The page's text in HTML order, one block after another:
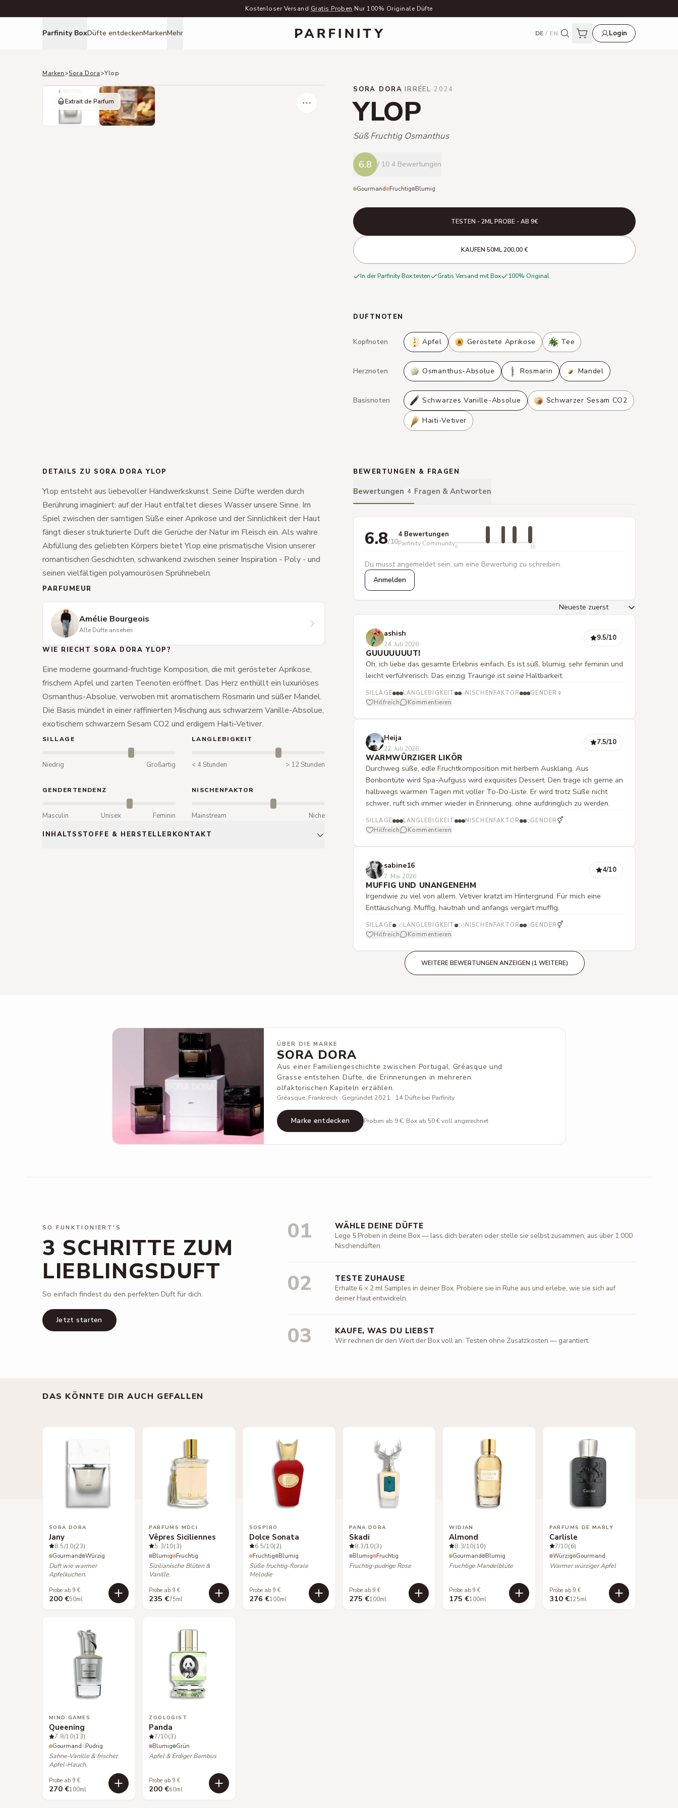
Kostenloser Versand·Gratis Proben·Nur 100% Originale Düfte
Parfinity BoxDüfte entdeckenMarkenMehr DE / EN Login
Marken>Sora Dora>Ylop
Extrait de Parfum
SORA DORA·IRRÉEL·2024
YLOP
Süß Fruchtig Osmanthus
6.8 / 10 4 Bewertungen
Gourmand Fruchtig Blumig
TESTEN - 2ML PROBE - AB 9€
KAUFEN·50ML·200,00 €
In der Parfinity Box testen Gratis Versand mit Box 100% Original
DUFTNOTEN
Kopfnoten Apfel Geröstete Aprikose Tee
Herznoten Osmanthus-Absolue Rosmarin Mandel
Basisnoten Schwarzes Vanille-Absolue Schwarzer Sesam CO2
Haiti-Vetiver
DETAILS ZU SORA DORA YLOP
Ylop entsteht aus liebevoller Handwerkskunst. Seine Düfte werden durch
Berührung imaginiert: auf der Haut entfaltet dieses Wasser unsere Sinne. Im
Spiel zwischen der samtigen Süße einer Aprikose und der Sinnlichkeit der Haut
fängt dieser strukturierte Duft die Gerüche der Natur im Fleisch ein. Als wahre
Abfüllung des geliebten Körpers bietet Ylop eine prismatische Vision unserer
romantischen Geschichten, schwankend zwischen seiner Inspiration - Poly - und
seinen vielfältigen polyamourösen Sprühnebeln.
PARFUMEUR
Amélie Bourgeois
Alle Düfte ansehen
WIE RIECHT SORA DORA YLOP?
Eine moderne gourmand-fruchtige Komposition, die mit gerösteter Aprikose,
frischem Apfel und zarten Teenoten eröffnet. Das Herz enthüllt ein luxuriöses
Osmanthus-Absolue, verwoben mit aromatischem Rosmarin und süßer Mandel.
Die Basis mündet in einer raffinierten Mischung aus schwarzem Vanille-Absolue,
exotischem schwarzem Sesam CO2 und erdigem Haiti-Vetiver.
SILLAGE
Niedrig Großartig
LANGLEBIGKEIT
< 4 Stunden > 12 Stunden
GENDERTENDENZ
Masculin Unisex Feminin
NISCHENFAKTOR
Mainstream Niche
INHALTSSTOFFE & HERSTELLERKONTAKT
BEWERTUNGEN & FRAGEN
Bewertungen 4 Fragen & Antworten
6.8/10
4 Bewertungen
Parfinity Community0 10
Du musst angemeldet sein, um eine Bewertung zu schreiben.
Anmelden
ashish
24. Juli 2026
9.5/10
GUUUUUUUT!
Oh, ich liebe das gesamte Erlebnis einfach. Es ist süß, blumig, sehr feminin und
leicht verführerisch. Das einzig Traurige ist seine Haltbarkeit.
SILLAGE LANGLEBIGKEIT NISCHENFAKTOR GENDER ♀
Hilfreich Kommentieren
Heija
22. Juli 2026
7.5/10
WARMWÜRZIGER LIKÖR
Durchweg süße, edle Fruchtkomposition mit herbem Ausklang. Aus
Bonbontüte wird Spa-Aufguss wird exquisites Dessert. Den trage ich gerne an
halbwegs warmen Tagen mit voller To-Do-Liste. Er wird trotz Süße nicht
schwer, ruft sich immer wieder in Erinnerung, ohne aufdringlich zu werden.
SILLAGE LANGLEBIGKEIT NISCHENFAKTOR GENDER ⚥
Hilfreich Kommentieren
sabine16
7. Mai 2026
4/10
MUFFIG UND UNANGENEHM
Irgendwie zu viel von allem. Vetiver kratzt im Hintergrund. Für mich eine
Enttäuschung. Muffig, hautnah und anfangs vergärt muffig.
SILLAGE LANGLEBIGKEIT NISCHENFAKTOR GENDER ⚥
Hilfreich Kommentieren
WEITERE BEWERTUNGEN ANZEIGEN (1 WEITERE)
ÜBER DIE MARKE
SORA DORA
Aus einer Familiengeschichte zwischen Portugal, Gréasque und
Grasse entstehen Düfte, die Erinnerungen in mehreren
olfaktorischen Kapiteln erzählen.
Gréasque, Frankreich · Gegründet 2021 · 14 Düfte bei Parfinity
Marke entdecken Proben ab 9 €, Box ab 50 € voll angerechnet
SO FUNKTIONIERT'S
3 SCHRITTE ZUM
LIEBLINGSDUFT
So einfach findest du den perfekten Duft für dich.
Jetzt starten
01 WÄHLE DEINE DÜFTE
Lege 5 Proben in deine Box — lass dich beraten oder stelle sie selbst zusammen, aus über 1.000
Nischendüften.
02 TESTE ZUHAUSE
Erhalte 6 × 2 ml Samples in deiner Box. Probiere sie in Ruhe aus und erlebe, wie sie sich auf
deiner Haut entwickeln.
03 KAUFE, WAS DU LIEBST
Wir rechnen dir den Wert der Box voll an. Testen ohne Zusatzkosten — garantiert.
DAS KÖNNTE DIR AUCH GEFALLEN
SORA DORA
Jany
8.5/10(23)
Gourmand Würzig
Duft wie warmer
Apfelkuchen.
Probe ab 9 €
200 €50ml
PARFUMS MDCI
Vêpres Siciliennes
5.3/10(3)
Blumig Fruchtig
Sizilianische Blüten &
Vanille.
Probe ab 9 €
235 €75ml
SOSPIRO
Dolce Sonata
6.5/10(2)
Fruchtig Blumig
Süße fruchtig-florale
Melodie
Probe ab 9 €
276 €100ml
PANA DORA
Skadi
8.3/10(3)
Blumig Fruchtig
Fruchtig-pudrige Rose
Probe ab 9 €
275 €100ml
WIDIAN
Almond
8.3/10(10)
Gourmand Blumig
Fruchtige Mandelblüte
Probe ab 9 €
175 €100ml
PARFUMS DE MARLY
Carlisle
7/10(6)
Würzig Gourmand
Warmer würziger Apfel
Probe ab 9 €
310 €125ml
MIND GAMES
Queening
7.8/10(13)
Gourmand Pudrig
Sahne-Vanille & frischer
Apfel-Hauch.
Probe ab 9 €
270 €100ml
ZOOLOGIST
Panda
7/10(3)
Blumig Grün
Apfel & Erdiger Bambus
Probe ab 9 €
200 €60ml